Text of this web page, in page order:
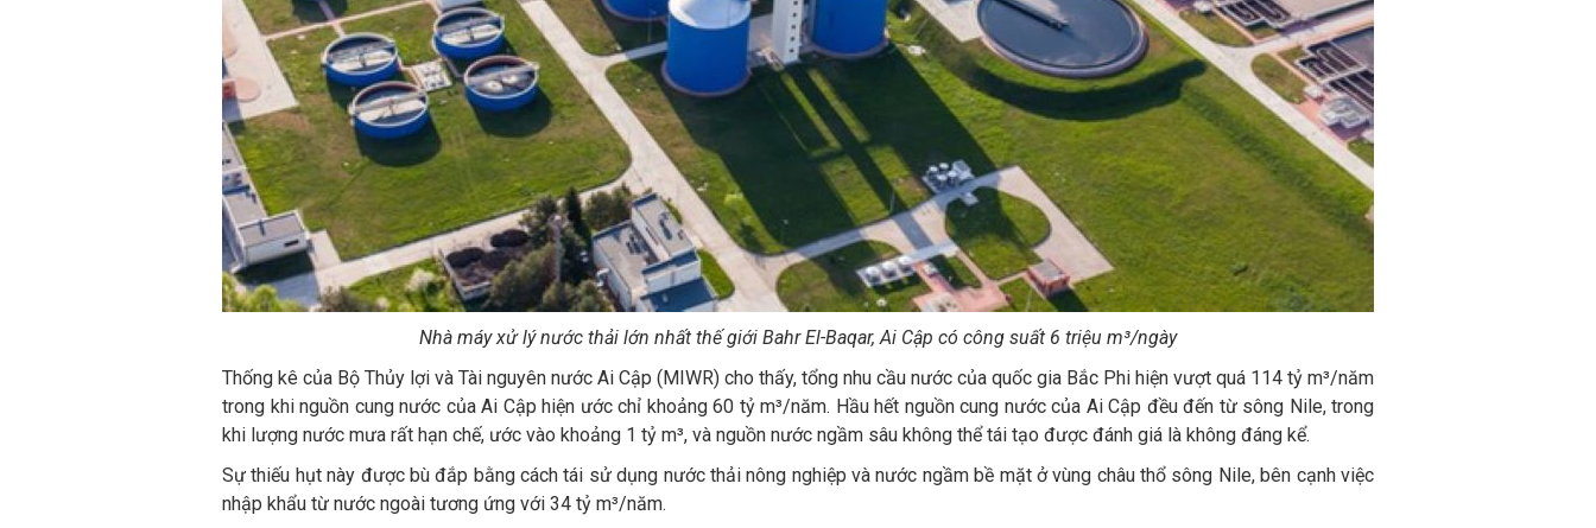
Nhà máy xử lý nước thải lớn nhất thế giới Bahr El-Baqar, Ai Cập có công suất 6 triệu m³/ngày
Thống kê của Bộ Thủy lợi và Tài nguyên nước Ai Cập (MIWR) cho thấy, tổng nhu cầu nước của quốc gia Bắc Phi hiện vượt quá 114 tỷ m³/năm
trong khi nguồn cung nước của Ai Cập hiện ước chỉ khoảng 60 tỷ m³/năm. Hầu hết nguồn cung nước của Ai Cập đều đến từ sông Nile, trong
khi lượng nước mưa rất hạn chế, ước vào khoảng 1 tỷ m³, và nguồn nước ngầm sâu không thể tái tạo được đánh giá là không đáng kể.
Sự thiếu hụt này được bù đắp bằng cách tái sử dụng nước thải nông nghiệp và nước ngầm bề mặt ở vùng châu thổ sông Nile, bên cạnh việc
nhập khẩu từ nước ngoài tương ứng với 34 tỷ m³/năm.